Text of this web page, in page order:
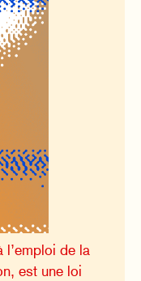
l’emploi de la
est une loi